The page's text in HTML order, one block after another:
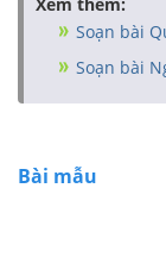
Soạn bài
Soạn bài
Bài mẫu
Quê